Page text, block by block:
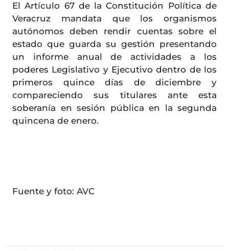
El Artículo 67 de la Constitución Política de
Veracruz mandata que los organismos
autónomos deben rendir cuentas sobre el
estado que guarda su gestión presentando
un informe anual de actividades a los
poderes Legislativo y Ejecutivo dentro de los
primeros quince días de diciembre y
compareciendo sus titulares ante esta
soberanía en sesión pública en la segunda
quincena de enero.
Fuente y foto: AVC